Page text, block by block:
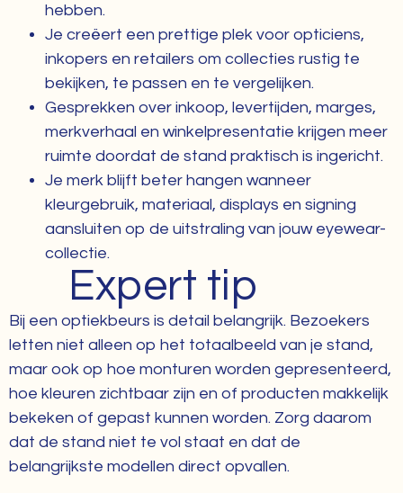
hebben.
Je creëert een prettige plek voor opticiens,
inkopers en retailers om collecties rustig te
bekijken, te passen en te vergelijken.
Gesprekken over inkoop, levertijden, marges,
merkverhaal en winkelpresentatie krijgen meer
ruimte doordat de stand praktisch is ingericht.
Je merk blijft beter hangen wanneer
kleurgebruik, materiaal, displays en signing
aansluiten op de uitstraling van jouw eyewear-
collectie.
Expert tip
Bij een optiekbeurs is detail belangrijk. Bezoekers
letten niet alleen op het totaalbeeld van je stand,
maar ook op hoe monturen worden gepresenteerd,
hoe kleuren zichtbaar zijn en of producten makkelijk
bekeken of gepast kunnen worden. Zorg daarom
dat de stand niet te vol staat en dat de
belangrijkste modellen direct opvallen.